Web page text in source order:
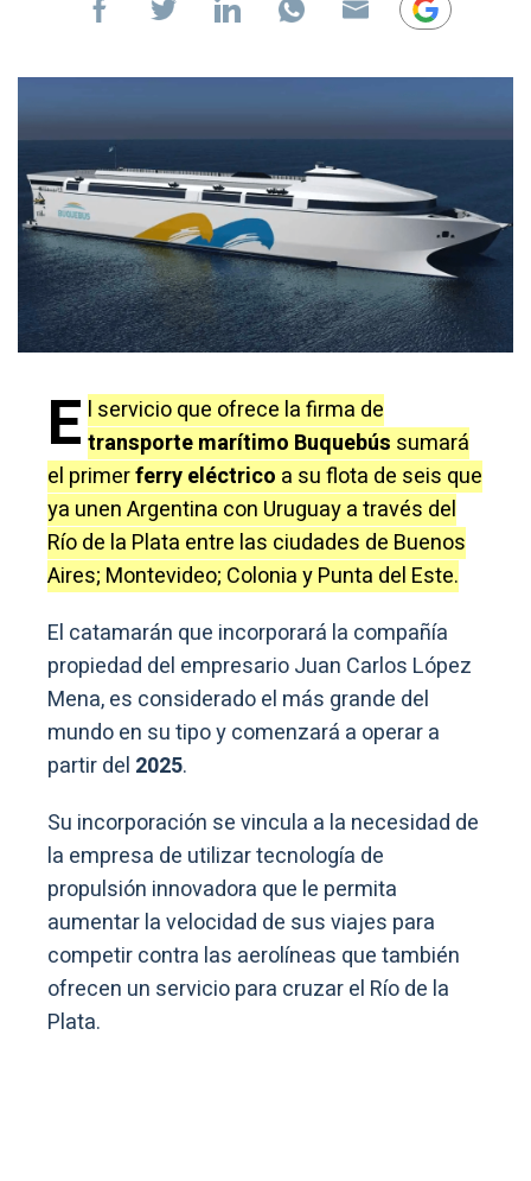
E l servicio que ofrece la firma de
transporte marítimo Buquebús sumará
el primerferry eléctrico a su flota de seis que
ya unen Argentina con Uruguay a través del
Río de la Plata entre las ciudades de Buenos
Aires; Montevideo; Colonia y Punta del Este.
El catamarán que incorporará la compañía
propiedad del empresario Juan Carlos López
Mena, es considerado el más grande del
mundo en su tipo y comenzará a operar a
partir del 2025.
Su incorporación se vincula a la necesidad de
la empresa de utilizar tecnología de
propulsión innovadora que le permita
aumentar la velocidad de sus viajes para
competir contra las aerolíneas que también
ofrecen un servicio para cruzar el Río de la
Plata.